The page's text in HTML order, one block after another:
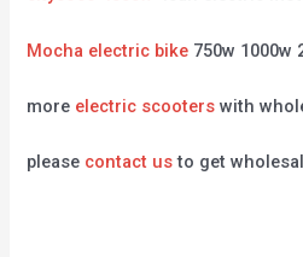
Mocha electric bike 750w 1000w
more electric scooters with
please contact usto get